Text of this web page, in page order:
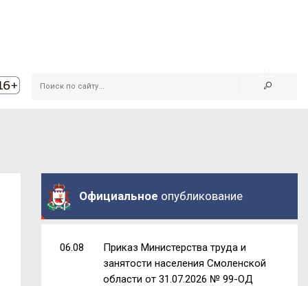
Официальное опубликование
06.08
Приказ Министерства труда и
занятости населения Смоленской
области от 31.07.2026 № 99-ОД